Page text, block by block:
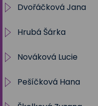
IV. oddělení ŠD
Dvořáčková Jana
Archiv
5.oddělení
Hrubá Šárka
I. oddělení
Nováková Lucie
Pešíčková Hana